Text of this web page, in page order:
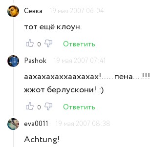
Севка
19 мая 2007 06:04
тот ещё клоун.
0
Ответить
Pashok
19 мая 2007 07:41
аахахахаххаахахах!..... пена....!!!
жжот берлускони! :)
0
Ответить
eva0011
19 мая 2007 08:38
Achtung!